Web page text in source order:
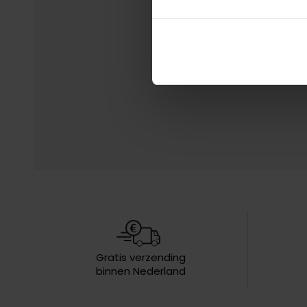
Gratis verzending
binnen Nederland